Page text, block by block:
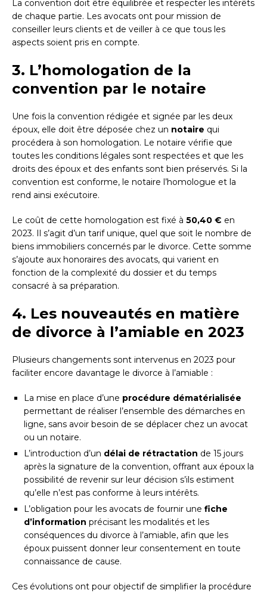
La convention doit être équilibrée et respecter les intérêts
de chaque partie. Les avocats ont pour mission de
conseiller leurs clients et de veiller à ce que tous les
aspects soient pris en compte.
3. L’homologation de la
convention par le notaire
Une fois la convention rédigée et signée par les deux
époux, elle doit être déposée chez un notaire qui
procédera à son homologation. Le notaire vérifie que
toutes les conditions légales sont respectées et que les
droits des époux et des enfants sont bien préservés. Si la
convention est conforme, le notaire l’homologue et la
rend ainsi exécutoire.
Le coût de cette homologation est fixé à 50,40 € en
2023. Il s’agit d’un tarif unique, quel que soit le nombre de
biens immobiliers concernés par le divorce. Cette somme
s’ajoute aux honoraires des avocats, qui varient en
fonction de la complexité du dossier et du temps
consacré à sa préparation.
4. Les nouveautés en matière
de divorce à l’amiable en 2023
Plusieurs changements sont intervenus en 2023 pour
faciliter encore davantage le divorce à l’amiable :
La mise en place d’une procédure dématérialisée
permettant de réaliser l’ensemble des démarches en
ligne, sans avoir besoin de se déplacer chez un avocat
ou un notaire.
L’introduction d’un délai de rétractation de 15 jours
après la signature de la convention, offrant aux époux la
possibilité de revenir sur leur décision s’ils estiment
qu’elle n’est pas conforme à leurs intérêts.
L’obligation pour les avocats de fournir une fiche
d’information précisant les modalités et les
conséquences du divorce à l’amiable, afin que les
époux puissent donner leur consentement en toute
connaissance de cause.
Ces évolutions ont pour objectif de simplifier la procédure